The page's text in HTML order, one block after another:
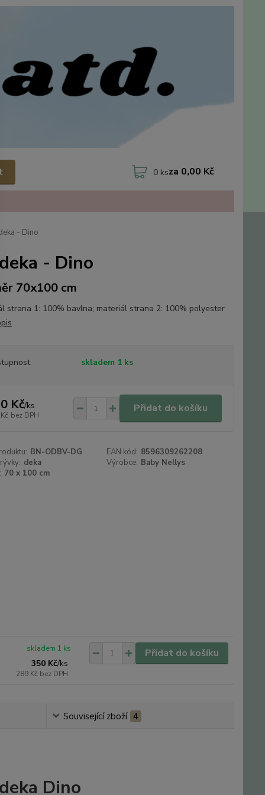
0 ksza 0,00 Kč
- Dino
- Dino
70x100 cm
strana 1: 100% bavlna; materiál strana 2: 100% polyester
skladem 1 ks
Kč/ks
bez DPH
Přidat do košíku
BN-ODBV-DG EAN kód: 8596309262208
deka Výrobce: Baby Nellys
70 x 100 cm
350 Kč/ks
289 Kč bez DPH
skladem 1 ks Přidat do košíku
Související zboží 4
Dino